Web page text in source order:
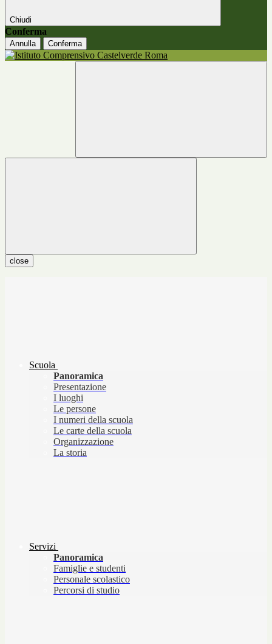
Chiudi
Conferma
Annulla Conferma
close
Scuola
Panoramica
Presentazione
I luoghi
Le persone
I numeri della scuola
Le carte della scuola
Organizzazione
La storia
Servizi
Panoramica
Famiglie e studenti
Personale scolastico
Percorsi di studio